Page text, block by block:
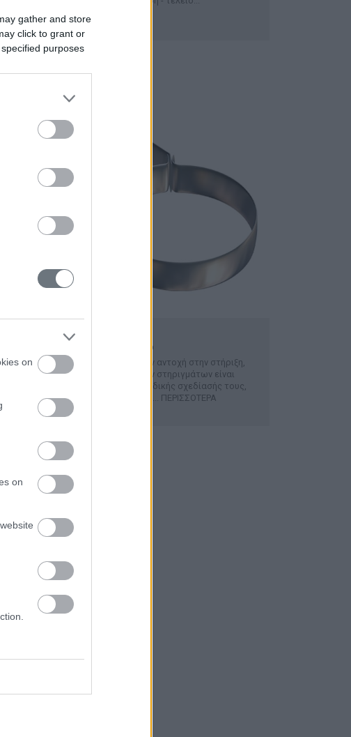
gather and store
click to grant or
purposes
on
on
Στήριγμα ενισχυμένο
Όταν απαιτείται επιπλέον αντοχή στην στήριξη,
η χρήση των ενισχυμένων στηριγμάτων είναι
απαραίτητη. Λόγω της ειδικής σχεδίασής τους,
αντέχουν σε μεγαλύτερα... ΠΕΡΙΣΣΟΤΕΡΑ